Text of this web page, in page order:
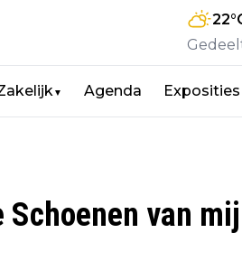
22
▼ Agenda Exposities
van